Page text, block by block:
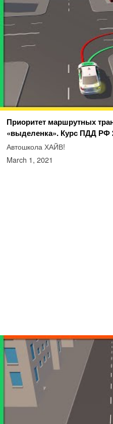
Приоритет маршрутных
«выделенка». Курс ПДД РФ
Автошкола ХАЙВ!
March 1, 2021